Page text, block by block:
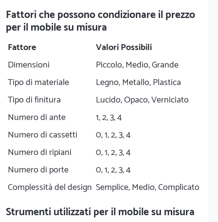
Fattori che possono condizionare il prezzo
per il mobile su misura
Fattore
Valori Possibili
Dimensioni
Piccolo, Medio, Grande
Tipo di materiale
Legno, Metallo, Plastica
Tipo di finitura
Lucido, Opaco, Verniciato
Numero di ante
1, 2, 3, 4
Numero di cassetti
0, 1, 2, 3, 4
Numero di ripiani
0, 1, 2, 3, 4
Numero di porte
0, 1, 2, 3, 4
Complessità del design Semplice, Medio, Complicato
Strumenti utilizzati per il mobile su misura